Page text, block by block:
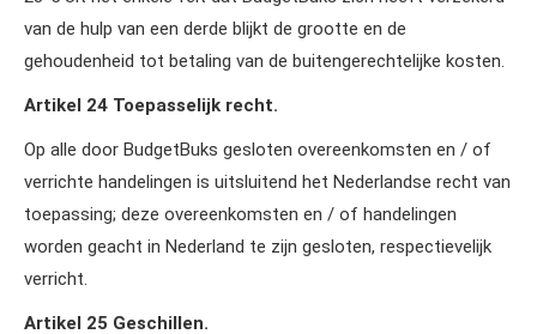
van de hulp van een derde blijkt de grootte en de
gehoudenheid tot betaling van de buitengerechtelijke kosten.
Artikel 24 Toepasselijk recht.
Op alle door BudgetBuks gesloten overeenkomsten en / of
verrichte handelingen is uitsluitend het Nederlandse recht van
toepassing; deze overeenkomsten en / of handelingen
worden geacht in Nederland te zijn gesloten, respectievelijk
verricht.
Artikel 25 Geschillen.